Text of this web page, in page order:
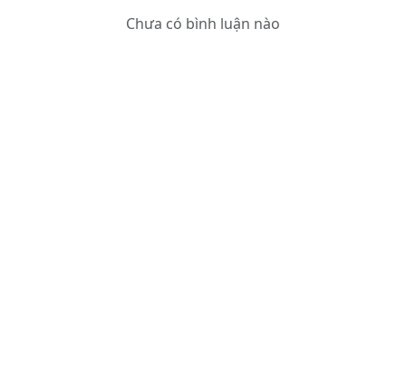
Chưa có bình luận nào